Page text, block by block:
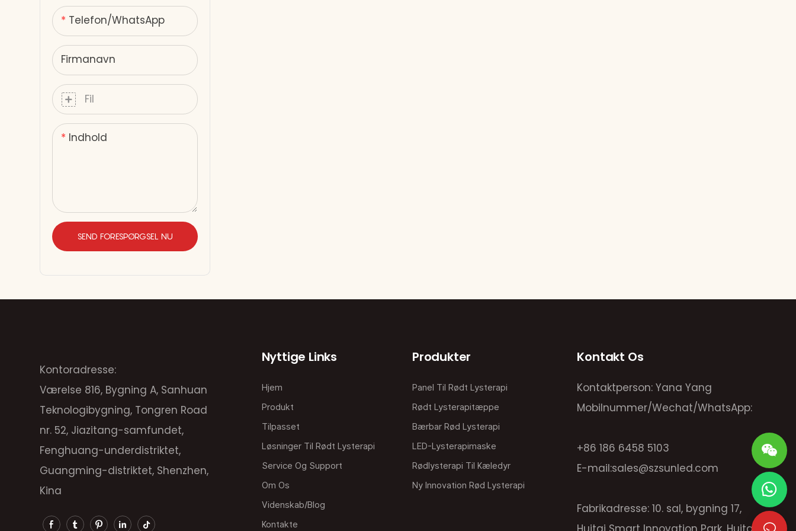
Telefon/whatsApp
Firmanavn
Fil
Indhold
SEND FORESPØRGSEL NU
Kontoradresse:
Værelse 816, Bygning A, Sanhuan
Teknologibygning, Tongren Road
nr. 52, Jiazitang-samfundet,
Fenghuang-underdistriktet,
Guangming-distriktet, Shenzhen,
Kina
Nyttige Links
Hjem
Produkt
Tilpasset
Løsninger Til Rødt Lysterapi
Service Og Support
Om Os
Videnskab/blog
Kontakte
Produkter
Panel Til Rødt Lysterapi
Rødt Lysterapitæppe
Bærbar Rød Lysterapi
LED-Lysterapimaske
Rødlysterapi Til Kæledyr
Ny Innovation Rød Lysterapi
Kontakt Os
Kontaktperson: Yana Yang
Mobilnummer/Wechat/WhatsApp:
+86 186 6458 5103
E-mail:sales@szsunled.com
Fabrikadresse: 10. sal, bygning 17,